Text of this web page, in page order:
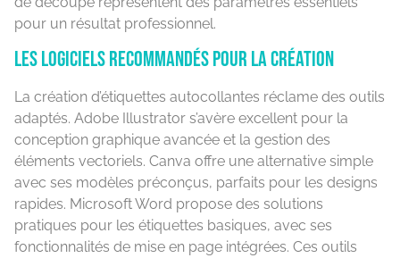
pour un résultat professionnel.
Les logiciels recommandés pour la création
La création d’étiquettes autocollantes réclame des outils
adaptés. Adobe Illustrator s’avère excellent pour la
conception graphique avancée et la gestion des
éléments vectoriels. Canva offre une alternative simple
avec ses modèles préconçus, parfaits pour les designs
rapides. Microsoft Word propose des solutions
pratiques pour les étiquettes basiques, avec ses
fonctionnalités de mise en page intégrées. Ces outils